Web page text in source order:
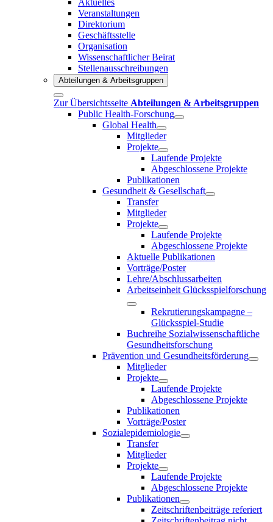
Veranstaltungen
Direktorium
Geschäftsstelle
Organisation
Wissenschaftlicher Beirat
Stellenausschreibungen
Abteilungen & Arbeitsgruppen
Zur Übersichtsseite Abteilungen & Arbeitsgruppen
Public Health-Forschung
Global Health
Mitglieder
Projekte
Laufende Projekte
Abgeschlossene Projekte
Publikationen
Gesundheit & Gesellschaft
Transfer
Mitglieder
Projekte
Laufende Projekte
Abgeschlossene Projekte
Aktuelle Publikationen
Vorträge/Poster
Lehre/Abschlussarbeiten
Arbeitseinheit Glücksspielforschung
Rekrutierungskampagne –
Glücksspiel-Studie
Buchreihe Sozialwissenschaftliche
Gesundheitsforschung
Prävention und Gesundheitsförderung
Mitglieder
Projekte
Laufende Projekte
Abgeschlossene Projekte
Publikationen
Vorträge/Poster
Sozialepidemiologie
Transfer
Mitglieder
Projekte
Laufende Projekte
Abgeschlossene Projekte
Publikationen
Zeitschriftenbeiträge referiert